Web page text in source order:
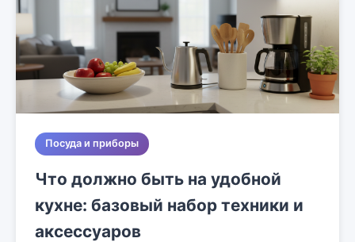
Посуда и приборы
Что должно быть на удобной
кухне: базовый набор техники и
аксессуаров